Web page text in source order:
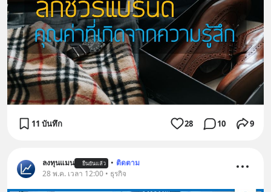
11 บันทึก 28 10 9
ลงทุนแมน ยืนยันแล้ว • ติดตาม
28 พ.ค. เวลา 12:00 • ธุรกิจ